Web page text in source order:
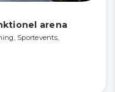
arena
Sportevents,